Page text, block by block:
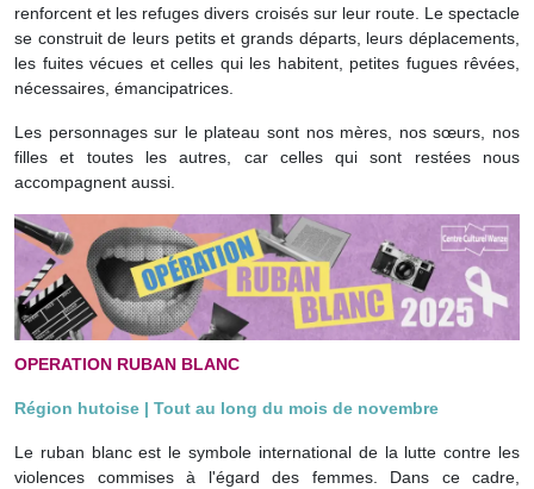
renforcent et les refuges divers croisés sur leur route. Le spectacle
se construit de leurs petits et grands départs, leurs déplacements,
les fuites vécues et celles qui les habitent, petites fugues rêvées,
nécessaires, émancipatrices.
Les personnages sur le plateau sont nos mères, nos sœurs, nos
filles et toutes les autres, car celles qui sont restées nous
accompagnent aussi.
OPERATION RUBAN BLANC
Région hutoise | Tout au long du mois de novembre
Le ruban blanc est le symbole international de la lutte contre les
violences commises à l'égard des femmes. Dans ce cadre,